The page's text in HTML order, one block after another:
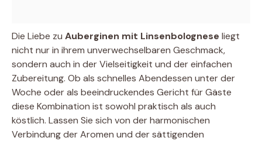
Die Liebe zu Auberginen mit Linsenbolognese liegt
nicht nur in ihrem unverwechselbaren Geschmack,
sondern auch in der Vielseitigkeit und der einfachen
Zubereitung. Ob als schnelles Abendessen unter der
Woche oder als beeindruckendes Gericht für Gäste 
diese Kombination ist sowohl praktisch als auch
köstlich. Lassen Sie sich von der harmonischen
Verbindung der Aromen und der sättigenden